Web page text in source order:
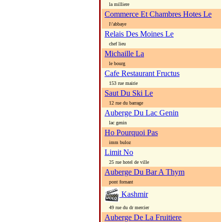
la milliere
Commerce Et Chambres Hotes Le
l\'abbaye
Relais Des Moines Le
chef lieu
Michaille La
le bourg
Cafe Restaurant Fructus
153 rue mairie
Saut Du Ski Le
12 rue du barrage
Auberge Du Lac Genin
lac genin
Ho Pourquoi Pas
imm buloz
Limit No
25 rue hotel de ville
Auberge Du Bar A Thym
pont fornant
Kashmir
49 rue du dr mercier
Auberge De La Fruitiere